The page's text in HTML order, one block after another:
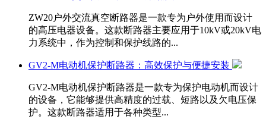
ZW20户外交流真空断路器是一款专为户外使用而设计
的高压电器设备。这款断路器主要应用于10kV或20kV电
力系统中，作为控制和保护线路的...
GV2-M电动机保护断路器：高效保护与便捷安装
GV2-M电动机保护断路器是一款专为保护电动机而设计
的设备，它能够提供高精度的过载、短路以及欠电压保
护。这款断路器适用于各种类型...